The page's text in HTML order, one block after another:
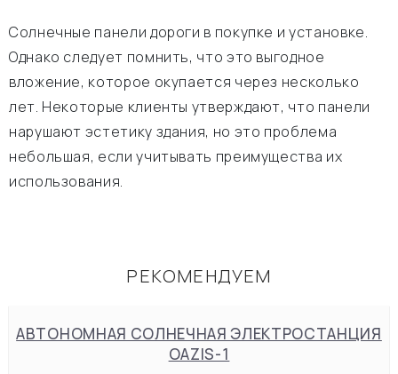
Солнечные панели дороги в покупке и установке.
Однако следует помнить, что это выгодное
вложение, которое окупается через несколько
лет. Некоторые клиенты утверждают, что панели
нарушают эстетику здания, но это проблема
небольшая, если учитывать преимущества их
использования.
РЕКОМЕНДУЕМ
АВТОНОМНАЯ СОЛНЕЧНАЯ ЭЛЕКТРОСТАНЦИЯ
OAZIS-1